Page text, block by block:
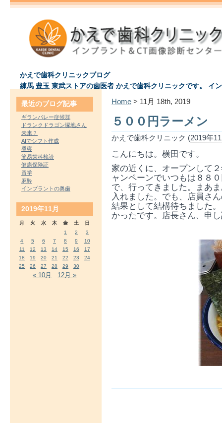
かえで歯科クリニックブログ
練馬 豊玉 東武ストアの歯医者 かえで歯科クリニックです。 イ
Home > 11月 18th, 2019
５００円ラーメン
かえで歯科クリニック (2019年
こんにちは。横田です。
家の近くに、オープンして
ャンペーンでいつもは８８
で、行ってきました。まあ
入れました。でも、店員さ
結果として結構待ちました
かったです。店長さん、申
最近のブログ記事
ギランバレー症候群
ドランクドラゴン塚地さん
未来？
AIでシフト作成
昼寝
簡易歯科検診
健康保険証
留学
麻酔
インプラントの奥歯
2019年11月
月 火 水 木 金 土
日
1
2
3
4
5 6 7 8 9
10
11
12 13 14 15 16
17
18
19 20 21 22 23
24
25
26 27 28 29 30
« 10月 12月 »